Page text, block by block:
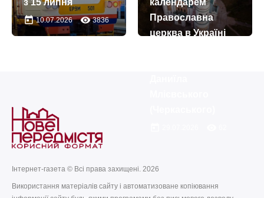
з 15 липня
today10.07.2026 remove_red_eye3836
календарем
Православна
церква в Україні
Інтернет-газета © Всі права захищені. 2026
Використання матеріалів сайту і автоматизоване копіювання